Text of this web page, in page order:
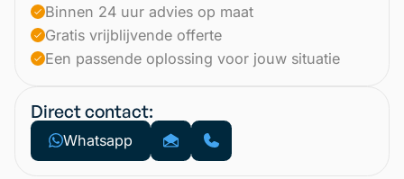
Binnen 24 uur advies op maat
Gratis vrijblijvende offerte
Een passende oplossing voor jouw situatie
Direct contact:
Whatsapp